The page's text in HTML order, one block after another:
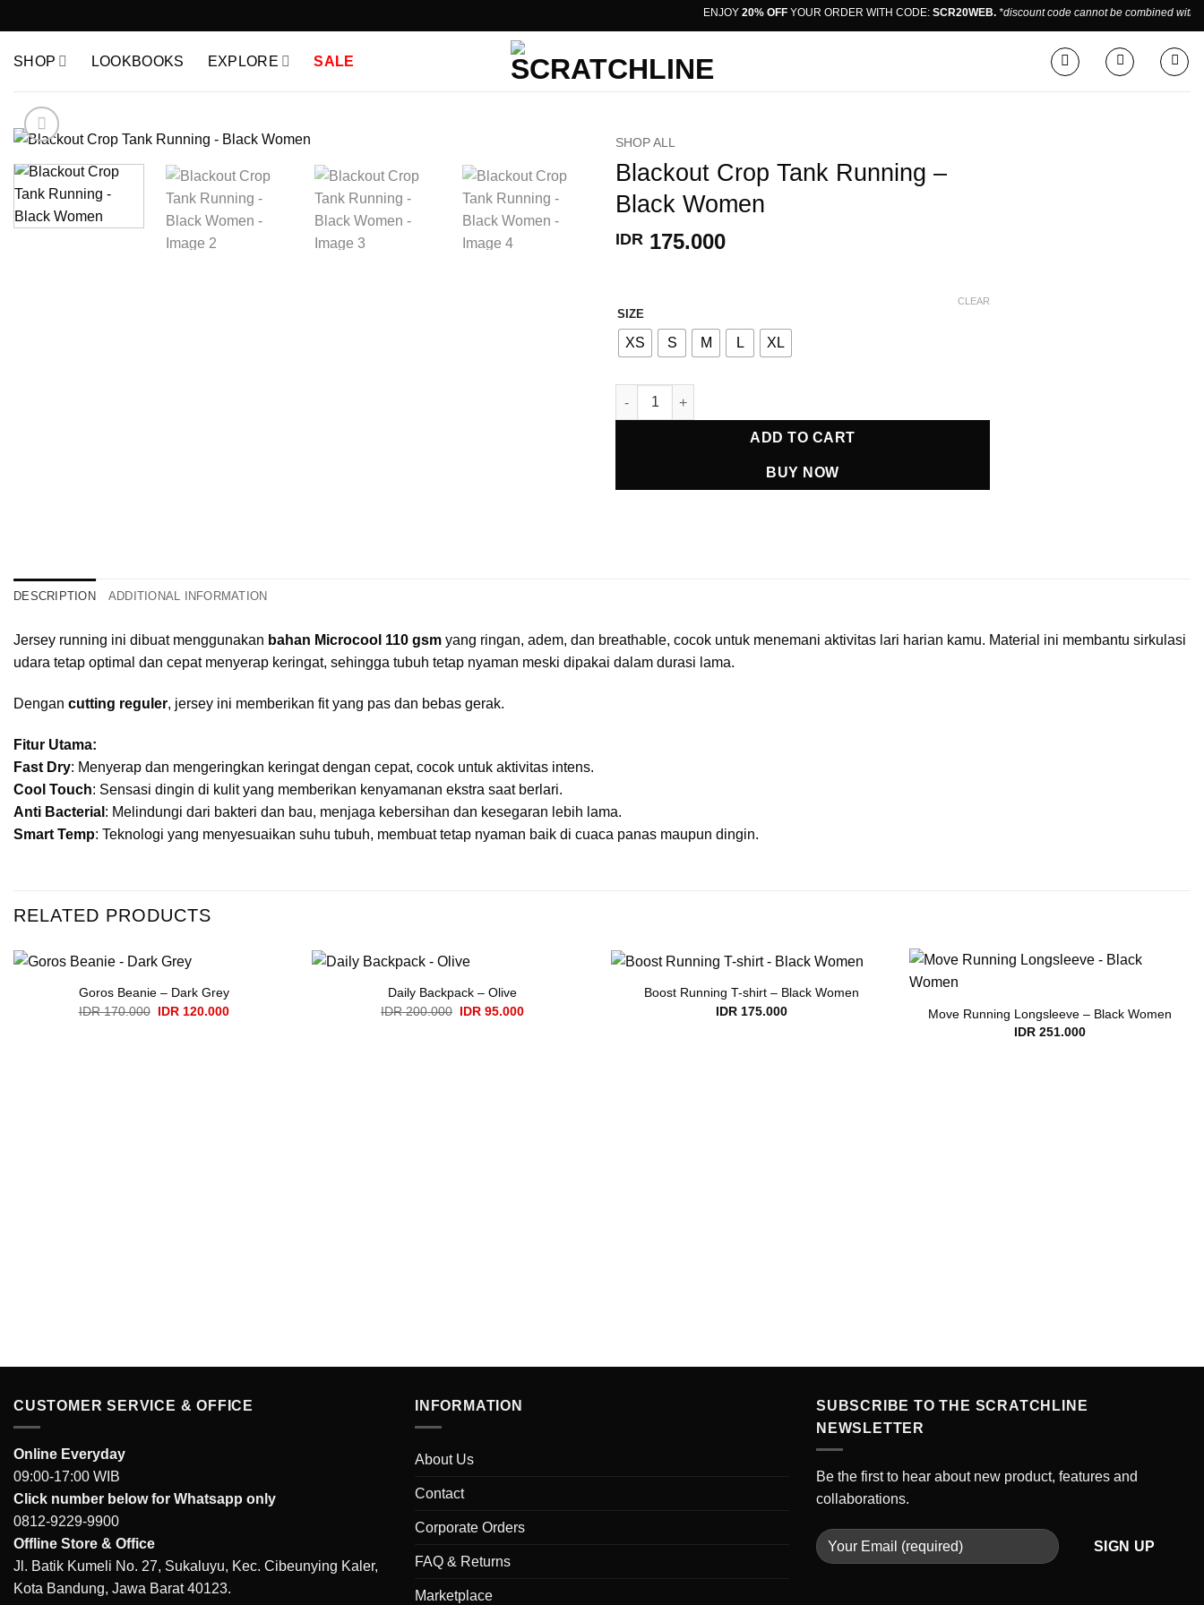
to
content
ENJOY20% OFFYOUR ORDER WITH CODE:SCR20WEB. *discount code cannot be combined with
SHOP LOOKBOOKS EXPLORE SALE
SHOP ALL
Blackout Crop Tank Running –
Black Women
IDR 175.000
SIZE
XS S M L XL
CLEAR
Blackout Crop Tank Running - Black Women quantity
ADD TO CART
BUY NOW
DESCRIPTION ADDITIONAL INFORMATION
Jersey running ini dibuat menggunakan bahan Microcool 110 gsm yang ringan, adem, dan breathable, cocok untuk menemani aktivitas lari harian kamu. Material ini membantu sirkulasi
udara tetap optimal dan cepat menyerap keringat, sehingga tubuh tetap nyaman meski dipakai dalam durasi lama.
Dengan cutting reguler, jersey ini memberikan fit yang pas dan bebas gerak.
Fitur Utama:
Fast Dry: Menyerap dan mengeringkan keringat dengan cepat, cocok untuk aktivitas intens.
Cool Touch: Sensasi dingin di kulit yang memberikan kenyamanan ekstra saat berlari.
Anti Bacterial : Melindungi dari bakteri dan bau, menjaga kebersihan dan kesegaran lebih lama.
Smart Temp: Teknologi yang menyesuaikan suhu tubuh, membuat tetap nyaman baik di cuaca panas maupun dingin.
RELATED PRODUCTS
Goros Beanie – Dark Grey
IDR170.000 Original
IDR120.000Current
Daily Backpack – Olive
IDR200.000 Original
IDR 95.000Current
Boost Running T-shirt – Black Women
IDR175.000
Move Running Longsleeve – Black Women
IDR 251.000
CUSTOMER SERVICE & OFFICE
Online Everyday
09:00-17:00 WIB
Click number below for Whatsapp only
0812-9229-9900
Offline Store & Office
Jl. Batik Kumeli No. 27, Sukaluyu, Kec. Cibeunying Kaler,
Kota Bandung, Jawa Barat 40123.
INFORMATION
About Us
Contact
Corporate Orders
FAQ & Returns
Marketplace
SUBSCRIBE TO THE SCRATCHLINE
NEWSLETTER
Be the first to hear about new product, features and
collaborations.